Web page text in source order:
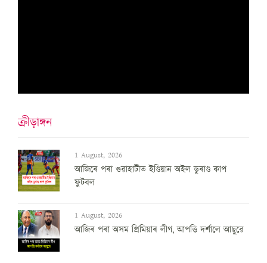
ক্ৰীড়াঙ্গন
1 August, 2026
আজিৰে পৰা গুৱাহাটীত ইণ্ডিয়ান অইল ডুৰাণ্ড কাপ
ফুটবল
1 August, 2026
আজিৰ পৰা অসম প্ৰিমিয়াৰ লীগ, আপত্তি দৰ্শালে আছুৱে